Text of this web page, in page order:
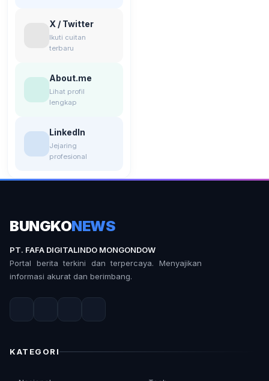
X / Twitter
Ikuti cuitan
terbaru
About.me
Lihat profil
lengkap
LinkedIn
Jejaring
profesional
BUNGKONEWS
PT. FAFA DIGITALINDO MONGONDOW
Portal berita terkini dan terpercaya. Menyajikan
informasi akurat dan berimbang.
KATEGORI